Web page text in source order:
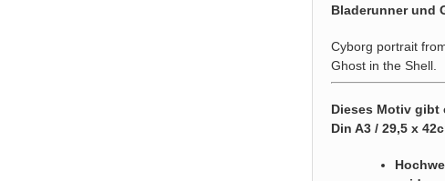
Bladerunner und
Cyborg portrait
Ghost in the Shell.
Dieses Motiv gibt
Din A3 / 29,5 x